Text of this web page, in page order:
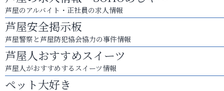
芦屋のアルバイト・正社員の求人情報
芦屋安全掲示板
芦屋警察と芦屋防犯協会協力の事件情報
芦屋人おすすめスイーツ
芦屋人がおすすめするスイーツ情報
ペット大好き